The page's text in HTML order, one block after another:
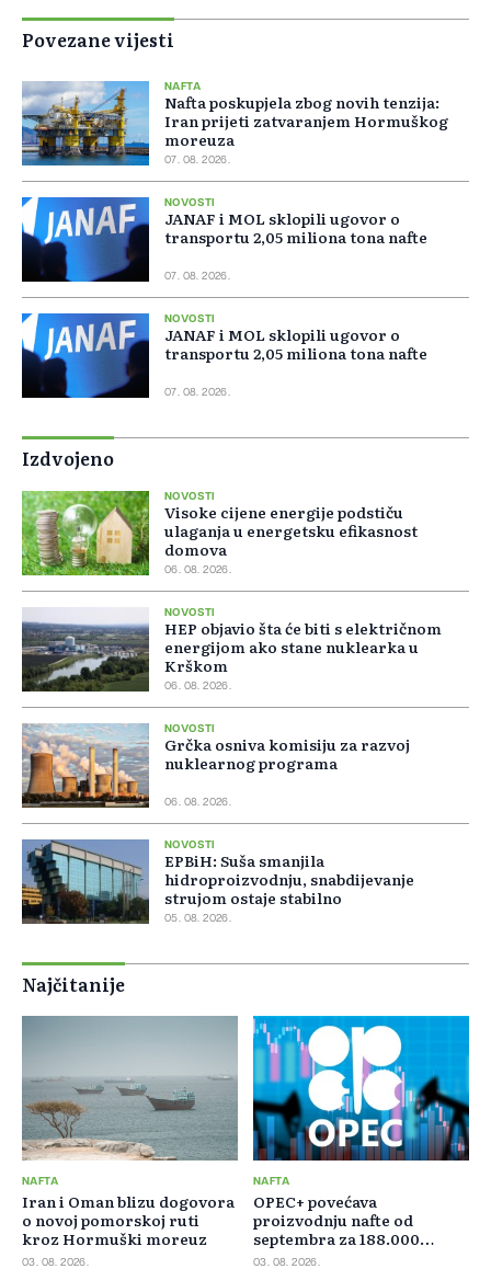
Povezane vijesti
NAFTA
Nafta poskupjela zbog novih tenzija:
Iran prijeti zatvaranjem Hormuškog
moreuza
07. 08. 2026.
NOVOSTI
JANAF i MOL sklopili ugovor o
transportu 2,05 miliona tona nafte
07. 08. 2026.
NOVOSTI
JANAF i MOL sklopili ugovor o
transportu 2,05 miliona tona nafte
07. 08. 2026.
Izdvojeno
NOVOSTI
Visoke cijene energije podstiču
ulaganja u energetsku efikasnost
domova
06. 08. 2026.
NOVOSTI
HEP objavio šta će biti s električnom
energijom ako stane nuklearka u
Krškom
06. 08. 2026.
NOVOSTI
Grčka osniva komisiju za razvoj
nuklearnog programa
06. 08. 2026.
NOVOSTI
EPBiH: Suša smanjila
hidroproizvodnju, snabdijevanje
strujom ostaje stabilno
05. 08. 2026.
Najčitanije
NAFTA
Iran i Oman blizu dogovora
o novoj pomorskoj ruti
kroz Hormuški moreuz
03. 08. 2026.
NAFTA
OPEC+ povećava
proizvodnju nafte od
septembra za 188.000
barela dnevno
03. 08. 2026.